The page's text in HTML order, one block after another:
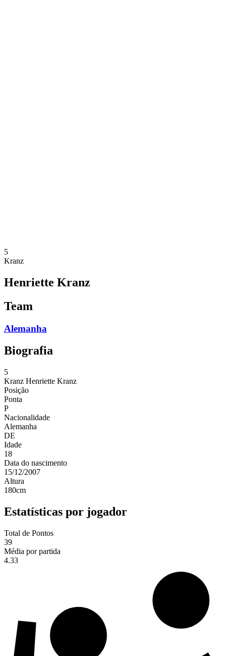
5
Kranz
Henriette Kranz
Team
Alemanha
Biografia
5
Kranz Henriette Kranz
Posição
Ponta
P
Nacionalidade
Alemanha
DE
Idade
18
Data do nascimento
15/12/2007
Altura
180cm
Estatísticas por jogador
Total de Pontos
39
Média por partida
4.33